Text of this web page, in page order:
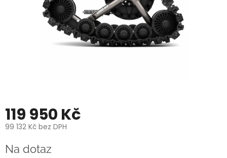
119 950 Kč
99 132 Kč bez DPH
cena:
Na dotaz